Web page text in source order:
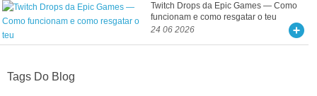
Twitch Drops da Epic Games — Como
funcionam e como resgatar o teu
24 06 2026
Tags Do Blog